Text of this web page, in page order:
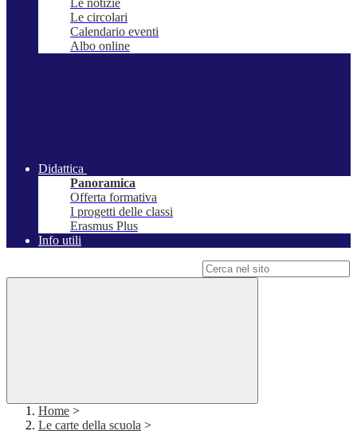
Le notizie
Le circolari
Calendario eventi
Albo online
Didattica
Panoramica
Offerta formativa
I progetti delle classi
Erasmus Plus
Info utili
Home >
Le carte della scuola >